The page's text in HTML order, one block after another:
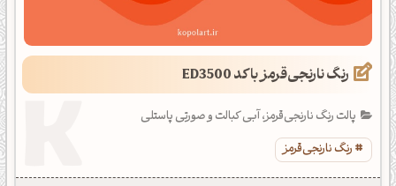
رنگ نارنجی‌قرمز با کد ED3500
پالت رنگ نارنجی‌قرمز، آبی کبالت و صورتی پاستلی
رنگ نارنجی‌قرمز